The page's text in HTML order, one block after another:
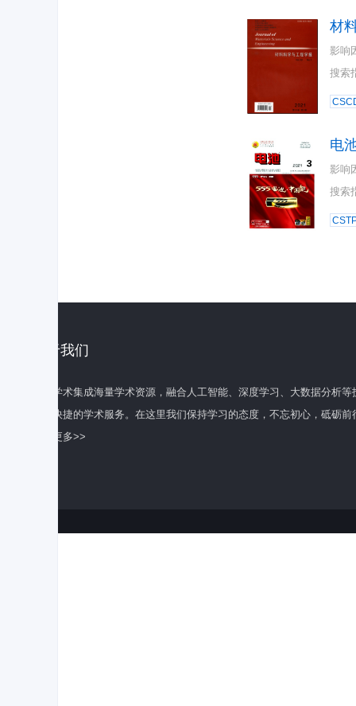
材
影响
搜索
电
影响
搜索
关于我们
百度学术集成海量学术资源，融合人工智能、深度学习、大数据分析
全面快捷的学术服务。在这里我们保持学习的态度，不忘初心，砥砺前
了解更多>>